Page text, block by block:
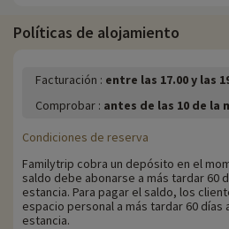
Políticas de alojamiento
Facturación : entre las 17.00 y las
Comprobar : antes de las 10 de la
Condiciones de reserva
Familytrip cobra un depósito en el
saldo debe abonarse a más tardar 60
estancia. Para pagar el saldo, los
espacio personal a más tardar 60 días
estancia.